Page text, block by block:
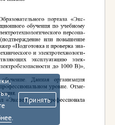
.
Принять